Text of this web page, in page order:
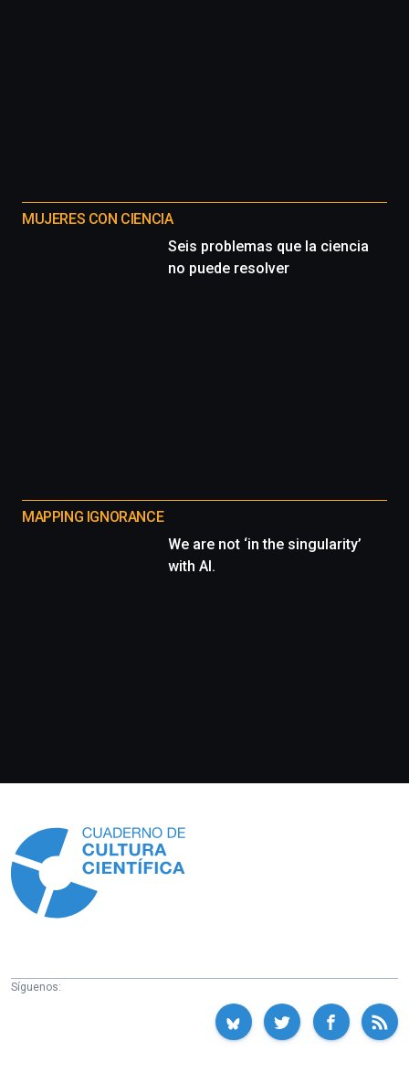
MUJERES CON CIENCIA
Seis problemas que la ciencia
no puede resolver
MAPPING IGNORANCE
We are not ‘in the singularity’
with AI.
Síguenos: